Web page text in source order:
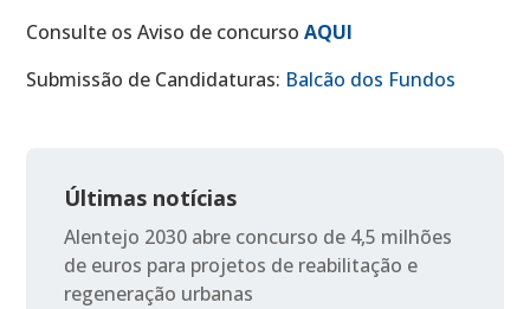
Consulte os Aviso de concursoAQUI
Submissão de Candidaturas: Balcão dos Fundos
Últimas notícias
Alentejo 2030 abre concurso de 4,5 milhões
de euros para projetos de reabilitação e
regeneração urbanas